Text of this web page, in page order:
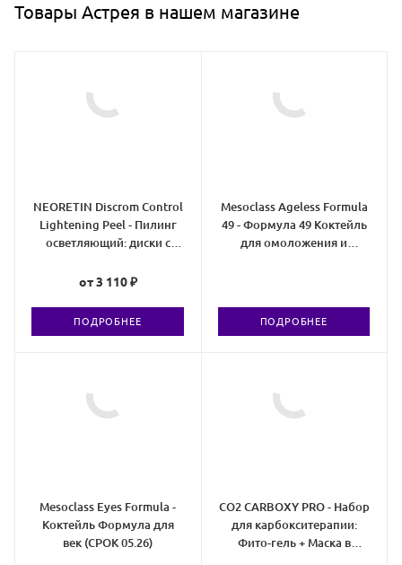
Товары Астрея в нашем магазине
NEORETIN Discrom Control
Lightening Peel - Пилинг
осветляющий: диски с
от3 110 ₽
ПОДРОБНЕЕ
Mesoclass Ageless Formula
49 - Формула 49 Коктейль
для омоложения и
ПОДРОБНЕЕ
Mesoclass Eyes Formula -
Коктейль Формула для
век (СРОК 05.26)
CO2 CARBOXY PRO - Набор
для карбокситерапии:
Фито-гель + Маска в